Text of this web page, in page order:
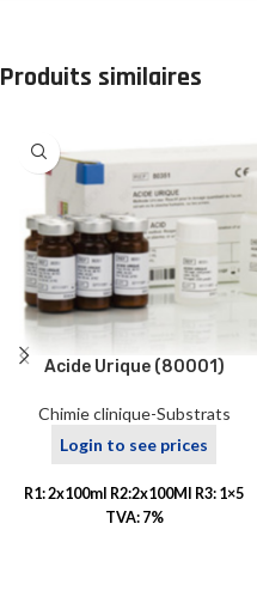
Produits similaires
Acide Urique (80001)
Chimie clinique-Substrats
Login to see prices
R1: 2x100ml R2:2x100Ml R3: 1×5
TVA: 7%